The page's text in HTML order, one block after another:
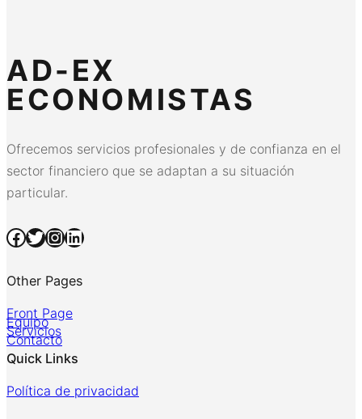
AD-EX
ECONOMISTAS
Ofrecemos servicios profesionales y de confianza en el
sector financiero que se adaptan a su situación
particular.
Facebook Twitter InstagramLinkedIn
Other Pages
Front Page
Equipo
Servicios
Contacto
Quick Links
Política de privacidad